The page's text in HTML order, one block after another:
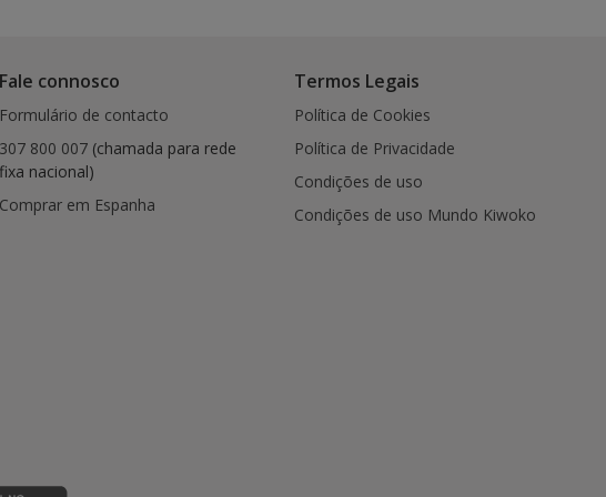
Fale connosco
Formulário de contacto
307 800 007(chamada para rede
fixa nacional)
Comprar em Espanha
Termos Legais
Política de Cookies
Política de Privacidade
Condições de uso
Condições de uso Mundo Kiwoko